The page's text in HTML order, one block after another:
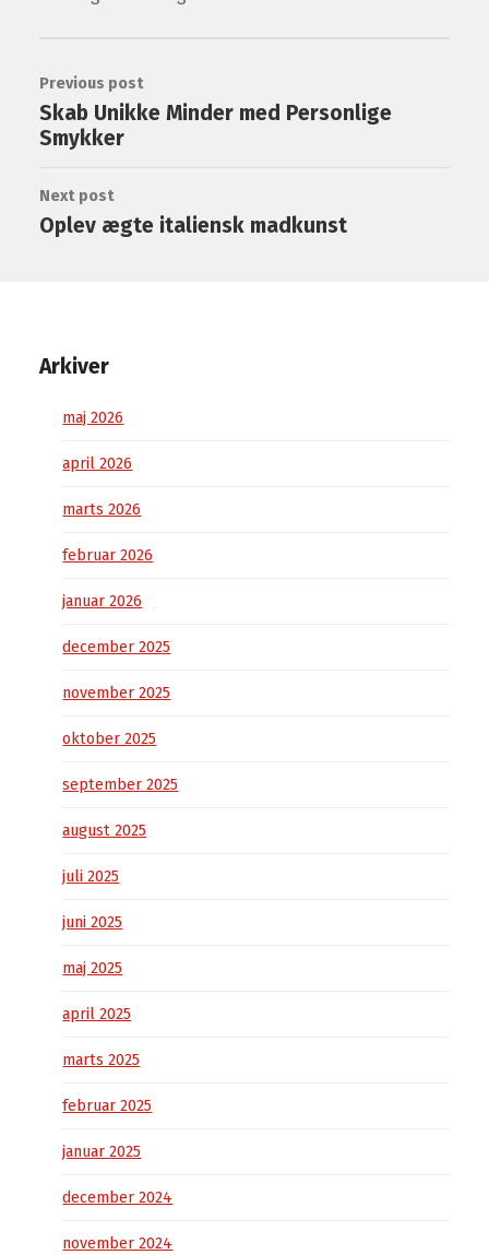
Previous post
Skab Unikke Minder med Personlige
Smykker
Next post
Oplev ægte italiensk madkunst
Arkiver
maj 2026
april 2026
marts 2026
februar 2026
januar 2026
december 2025
november 2025
oktober 2025
september 2025
august 2025
juli 2025
juni 2025
maj 2025
april 2025
marts 2025
februar 2025
januar 2025
december 2024
november 2024